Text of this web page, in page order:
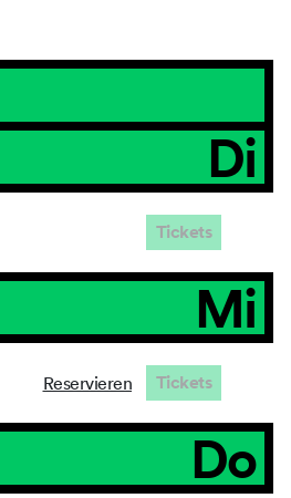
Di
Tickets
Mi
Reservieren Tickets
Do